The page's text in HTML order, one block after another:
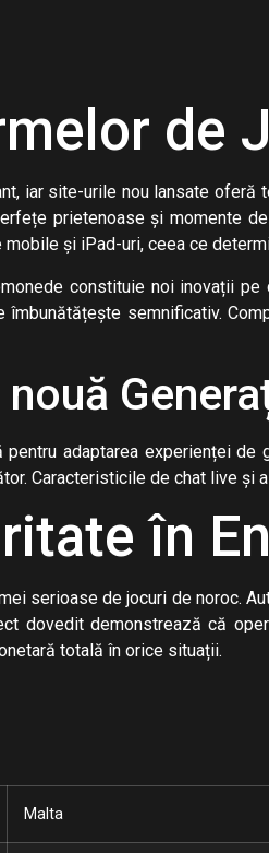
de
iar site-urile nou lansate
prietenoase și momente
și iPad-uri, ceea ce
constituie noi inovații
semnificativ.
adaptarea experienței
Caracteristicile de chat live
în
serioase de jocuri de noroc.
dovedit demonstrează că
totală în orice situații.
Malta